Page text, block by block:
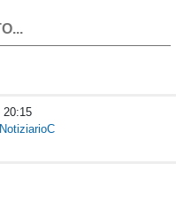
20:15